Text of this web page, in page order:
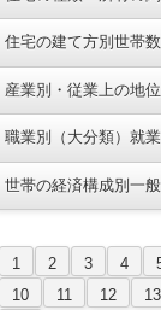
住宅の建て方別世帯数
産業別・従業上の地
職業別（大分類）就
世帯の経済構成別一
1 2 3 4
10
11 12 13